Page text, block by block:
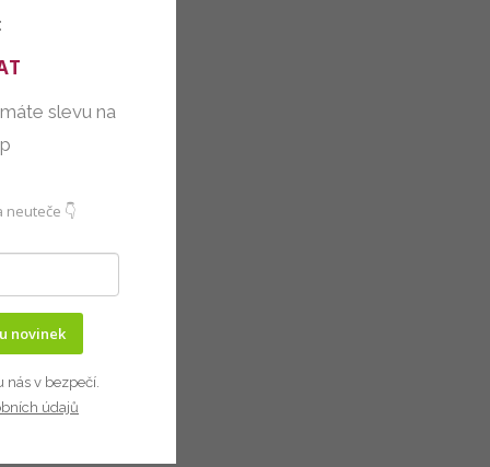
slevu na
👇
novinek
nás v bezpečí.
údajů